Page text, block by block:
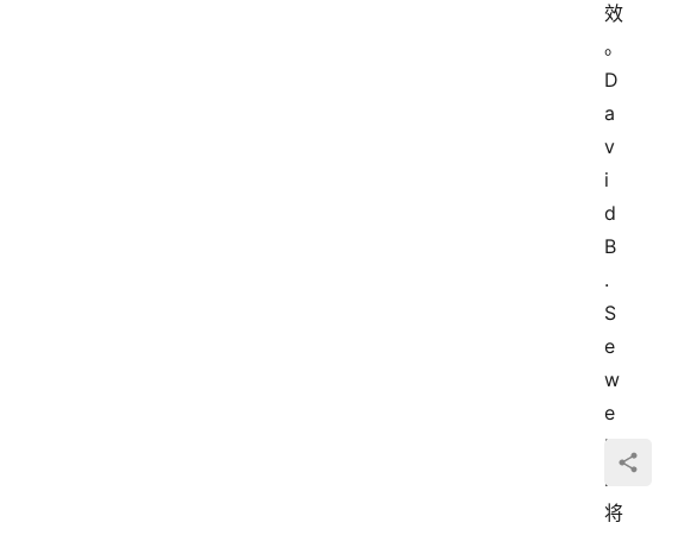
效
。
D
a
v
i
d
B
.
S
e
w
e
l
l
将